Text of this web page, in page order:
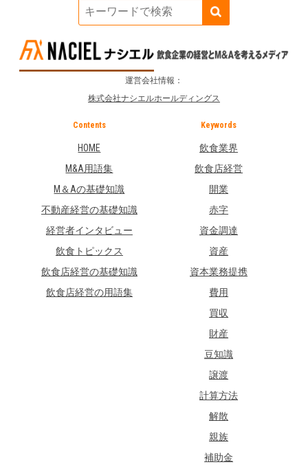
運営会社情報：
株式会社ナシエルホールディングス
Contents
HOME
M&A用語集
M＆Aの基礎知識
不動産経営の基礎知識
経営者インタビュー
飲食トピックス
飲食店経営の基礎知識
飲食店経営の用語集
Keywords
飲食業界
飲食店経営
開業
赤字
資金調達
資産
資本業務提携
費用
買収
財産
豆知識
譲渡
計算方法
解散
親族
補助金